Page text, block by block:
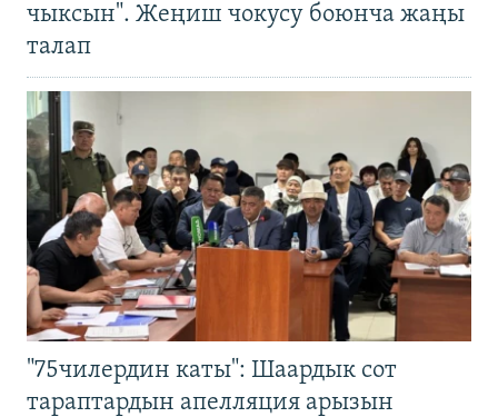
чыксын". Жеңиш чокусу боюнча жаңы
талап
"75чилердин каты": Шаардык сот
тараптардын апелляция арызын